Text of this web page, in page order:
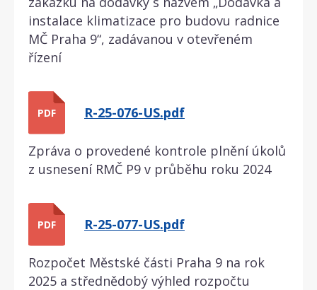
instalace klimatizace pro budovu radnice
MČ Praha 9“, zadávanou v otevřeném
řízení
PDF R-25-076-US.pdf
Zpráva o provedené kontrole plnění úkolů
z usnesení RMČ P9 v průběhu roku 2024
PDF R-25-077-US.pdf
Rozpočet Městské části Praha 9 na rok
2025 a střednědobý výhled rozpočtu